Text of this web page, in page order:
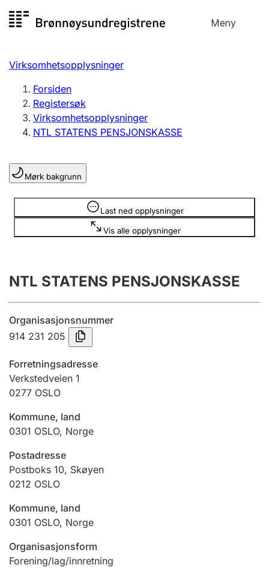
til
Meny
Registersøk
Aksjeselskap
Enkeltpersonforetak
Registrere, endre, slette
Lag og forening
Registrere, endre, slette
Årsregnskap
Innsending og forsinkelsesgebyr
Tinglysing
Jeger
Ektepaktveileder
Andre tema
Virksomhetsopplysninger
Forsiden
Registersøk
Virksomhetsopplysninger
NTL STATENS PENSJONSKASSE
Mørk bakgrunn
Last ned opplysninger
Vis alle opplysninger
Opplysninger er skjult
NTL STATENS PENSJONSKASSE
Organisasjonsnummer
914 231 205
Forretningsadresse
Verkstedveien 1
0277 OSLO
Kommune, land
0301 OSLO, Norge
Postadresse
Postboks 10, Skøyen
0212 OSLO
Kommune, land
0301 OSLO, Norge
Organisasjonsform
Forening/lag/innretning